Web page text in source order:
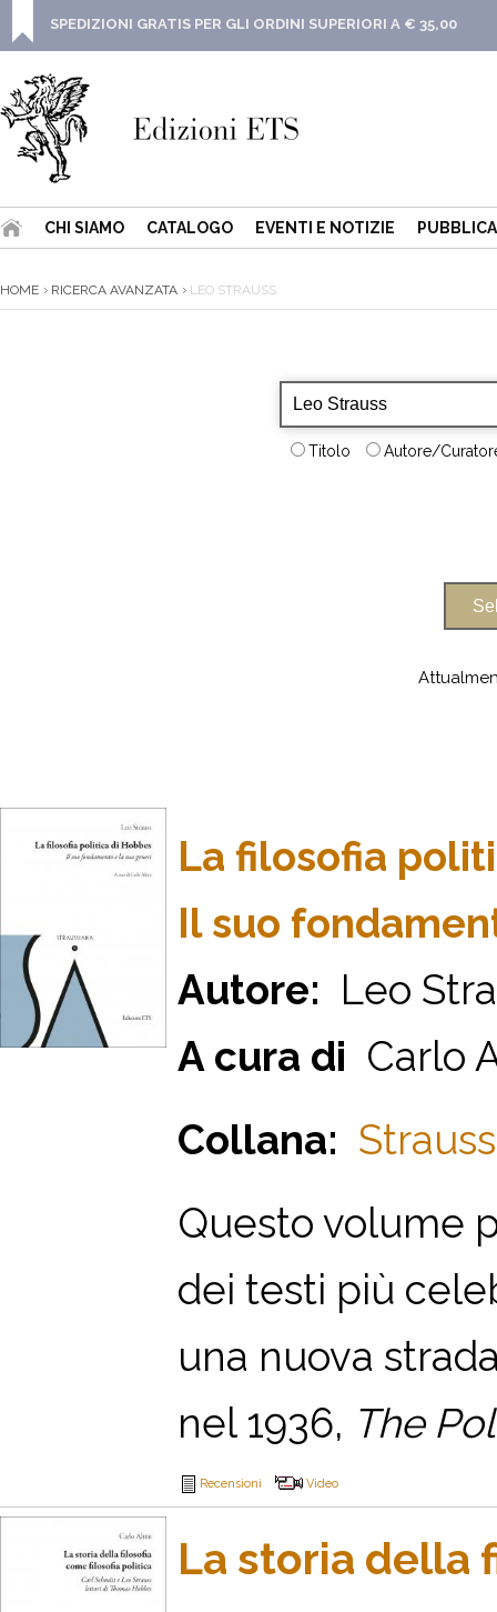
SPEDIZIONI GRATIS PER GLI ORDINI SUPERIORI A € 35,00
CHI SIAMO CATALOGO EVENTI E NOTIZIE
HOME RICERCA AVANZATA LEO STRAUSS
Titolo Autore/
La filosofia
Il suo
Autore: Leo
A cura di Carlo
Collana:
Questo volume
dei testi più
una nuova
nel 1936, The
Recensioni Video
La storia della